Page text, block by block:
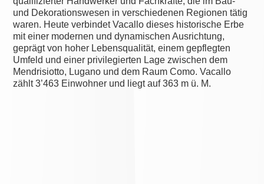
und Dekorationswesen in verschiedenen Regionen tätig
waren. Heute verbindet Vacallo dieses historische Erbe
mit einer modernen und dynamischen Ausrichtung,
geprägt von hoher Lebensqualität, einem gepflegten
Umfeld und einer privilegierten Lage zwischen dem
Mendrisiotto, Lugano und dem Raum Como. Vacallo
zählt 3’463 Einwohner und liegt auf 363 m ü. M.